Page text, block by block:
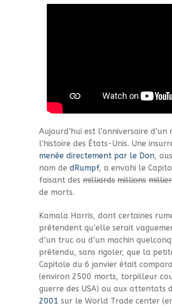
Aujourd’hui est l’anniversaire
l’histoire des États-Unis. Une
menée directement par le Don,
nom de dRumpf, a envahi le
faisant des milliards millions
de morts.
Kamala Harris, dont certaines
prétendent qu’elle serait
d’un truc ou d’un machin
prétendu, sans rigoler, que la
Capitole du 6 janvier était
(environ 2500 morts, torpilleur
guerre des USA) ou aux attentats
2001 sur le World Trade center